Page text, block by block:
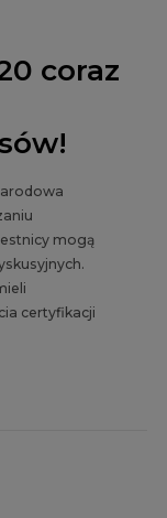
coraz
mogą
certyfikacji